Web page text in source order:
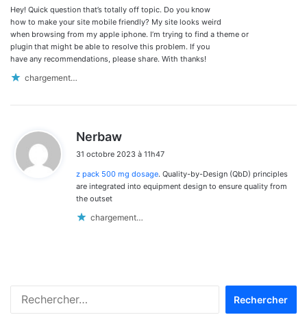
:
Hey! Quick question that’s totally off topic. Do you know
how to make your site mobile friendly? My site looks weird
when browsing from my apple iphone. I’m trying to find a theme or
plugin that might be able to resolve this problem. If you
have any recommendations, please share. With thanks!
chargement…
Nerbaw
t
:
31 octobre 2023 à 11h47
z pack 500 mg dosage. Quality-by-Design (QbD) principles
are integrated into equipment design to ensure quality from
the outset
chargement…